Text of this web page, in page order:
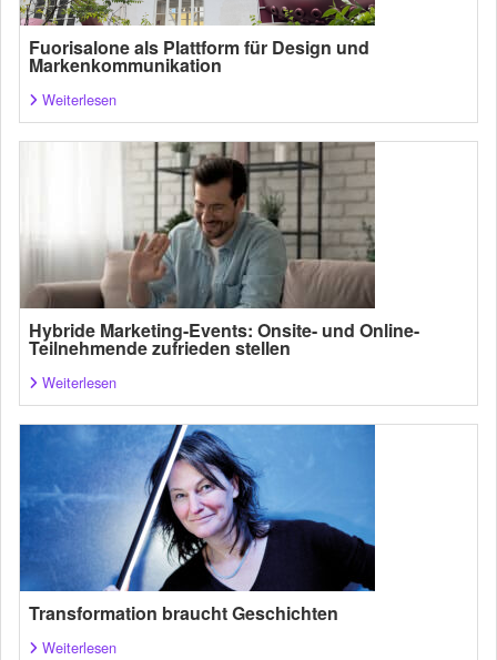
Fuorisalone als Plattform für Design und
Markenkommunikation
Weiterlesen
Hybride Marketing-Events: Onsite- und Online-
Teilnehmende zufrieden stellen
Weiterlesen
Transformation braucht Geschichten
Weiterlesen